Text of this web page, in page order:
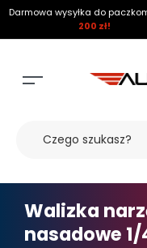
Darmowa wysyłka do
200 zł!
Walizka
nasadowe 1/